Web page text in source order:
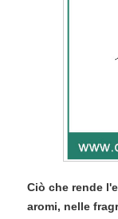
Ciò che rende
aromi, nelle